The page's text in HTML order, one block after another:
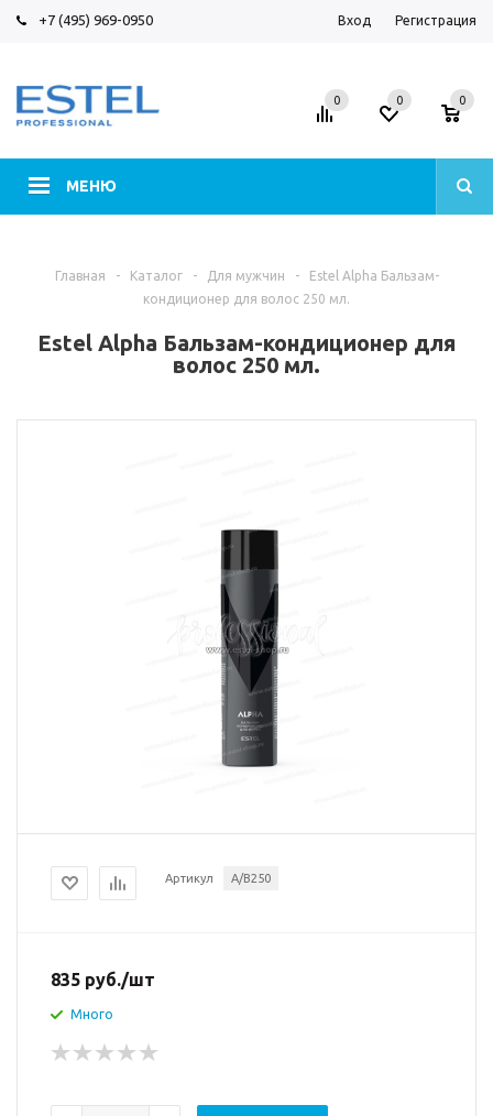
+7 (495) 969-0950 Вход Регистрация
МЕНЮ
0 0 0
Главная - Каталог - Для мужчин -
Estel Alpha Бальзам-
кондиционер для волос 250 мл.
Estel Alpha Бальзам-кондиционер для
волос 250 мл.
Артикул A/B250
835 руб./шт
Много